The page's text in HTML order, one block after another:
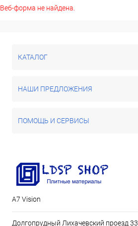
Веб-форма не найдена.
КАТАЛОГ
НАШИ ПРЕДЛОЖЕНИЯ
ПОМОЩЬ И СЕРВИСЫ
А7 Vision
Долгопрудный Лихачевский проезд 33